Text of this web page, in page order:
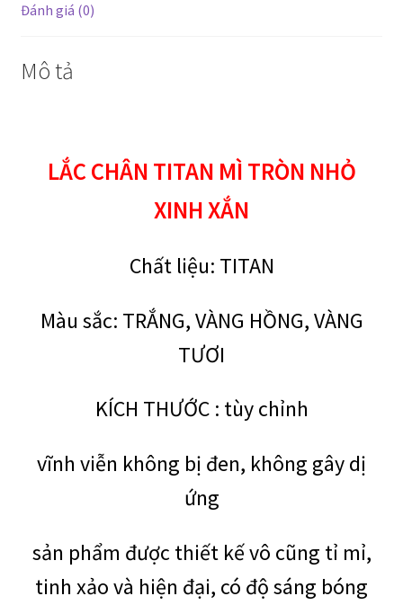
Đánh giá (0)
Mô tả
LẮC CHÂN TITAN MÌ TRÒN NHỎ
XINH XẮN
Chất liệu: TITAN
Màu sắc: TRẮNG, VÀNG HỒNG, VÀNG
TƯƠI
KÍCH THƯỚC : tùy chỉnh
vĩnh viễn không bị đen, không gây dị
ứng
sản phẩm được thiết kế vô cũng tỉ mỉ,
tinh xảo và hiện đại, có độ sáng bóng